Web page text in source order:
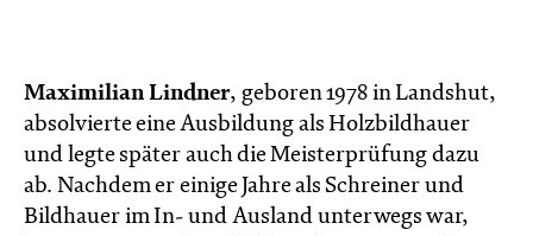
Maximilian Lindner, geboren 1978 in Landshut,
absolvierte eine Ausbildung als Holzbildhauer
und legte später auch die Meisterprüfung dazu
ab. Nachdem er einige Jahre als Schreiner und
Bildhauer im In- und Ausland unterwegs war,